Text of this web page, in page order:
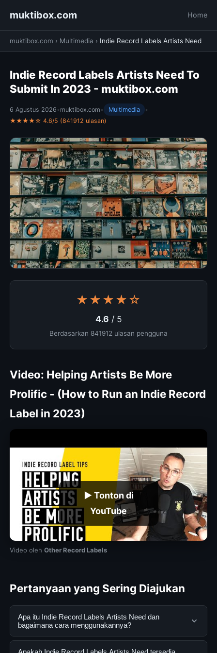
muktibox.com Home
muktibox.com › Multimedia › Indie Record Labels Artists Need
Indie Record Labels Artists Need To
Submit In 2023 - muktibox.com
6 Agustus 2026 • muktibox.com • Multimedia
•
★★★★☆ 4.6/5 (841912 ulasan)
★★★★☆
4.6 / 5
Berdasarkan 841912 ulasan pengguna
Video: Helping Artists Be More
Prolific - (How to Run an Indie Record
Label in 2023)
▶ Tonton di
YouTube
Video oleh Other Record Labels
Pertanyaan yang Sering Diajukan
Apa itu Indie Record Labels Artists Need dan
bagaimana cara menggunakannya?
Indie Record Labels Artists Need adalah layanan digital